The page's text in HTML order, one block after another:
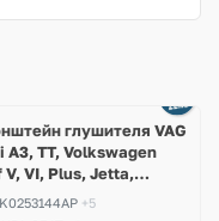
глушителя VAG
A3, TT, Volkswagen
V, VI, Plus, Jetta,
Eos, Beetle,
Skoda Octavia A5,
+5